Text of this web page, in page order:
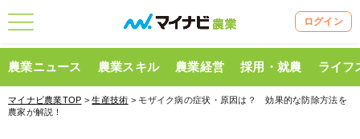
ログイン
農業ニュース 農業スキル 農業経営 採用・就農 ライフ
マイナビ農業TOP >生産技術 > モザイク病の症状・原因は？ 効果的な防除方法を
農家が解説！